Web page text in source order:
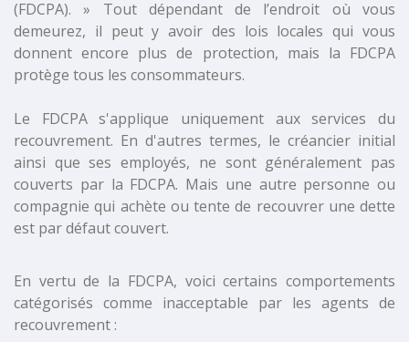
(FDCPA). » Tout dépendant de l’endroit où vous
demeurez, il peut y avoir des lois locales qui vous
donnent encore plus de protection, mais la FDCPA
protège tous les consommateurs.
Le FDCPA s'applique uniquement aux services du
recouvrement. En d'autres termes, le créancier initial
ainsi que ses employés, ne sont généralement pas
couverts par la FDCPA. Mais une autre personne ou
compagnie qui achète ou tente de recouvrer une dette
est par défaut couvert.
En vertu de la FDCPA, voici certains comportements
catégorisés comme inacceptable par les agents de
recouvrement :